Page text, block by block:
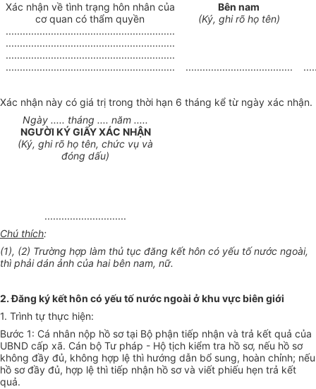
Xác nhận về tình trạng hôn nhân của
cơ quan có thẩm quyền
............................................................
............................................................
............................................................
............................................................
Bên nam
(Ký, ghi rõ họ tên)
......................................
Xác nhận này có giá trị trong thời hạn 6 tháng kể từ ngày xác nhận.
Ngày ..... tháng .... năm .....
NGƯỜI KÝ GIẤY XÁC NHẬN
(Ký, ghi rõ họ tên, chức vụ và
đóng dấu)
.............................
Chú thích:
(1), (2) Trường hợp làm thủ tục đăng kết hôn có yếu tố nước ngoài,
thì phải dán ảnh của hai bên nam, nữ.
2. Đăng ký kết hôn có yếu tố nước ngoài ở khu vực biên giới
1. Trình tự thực hiện:
Bước 1: Cá nhân nộp hồ sơ tại Bộ phận tiếp nhận và trả kết quả của
UBND cấp xã. Cán bộ Tư pháp - Hộ tịch kiểm tra hồ sơ, nếu hồ sơ
không đầy đủ, không hợp lệ thì hướng dẫn bổ sung, hoàn chỉnh; nếu
hồ sơ đầy đủ, hợp lệ thì tiếp nhận hồ sơ và viết phiếu hẹn trả kết
quả.